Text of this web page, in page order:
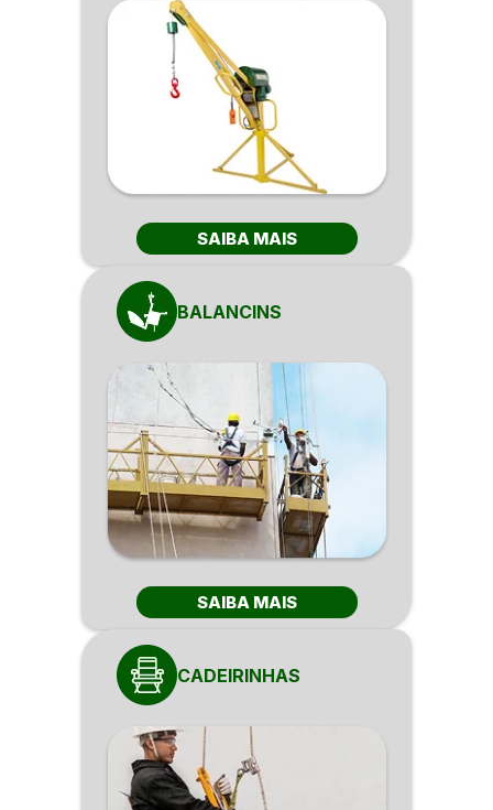
SAIBA MAIS
BALANCINS
SAIBA MAIS
CADEIRINHAS